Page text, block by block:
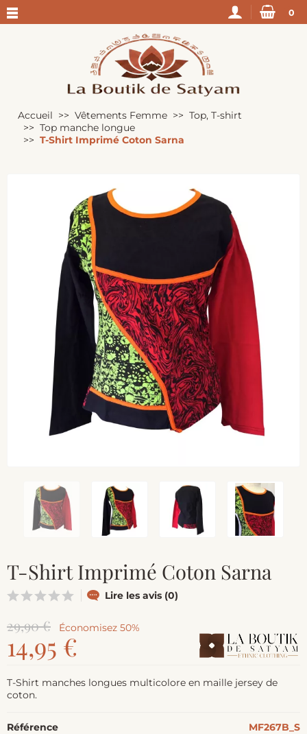
0
Accueil Vêtements Femme
Top, T-shirt
Top manche longue
T-Shirt Imprimé Coton Sarna
T-Shirt Imprimé Coton Sarna
Lire les avis (0)
29,90 € Économisez 50%
14,95 €
T-Shirt manches longues multicolore en maille jersey de
coton.
Référence MF267B_S